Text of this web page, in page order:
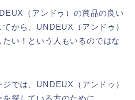
（アンドゥ）の商品の良い
から、UNDEUX（アンドゥ）
い！という人もいるのではな
では、UNDEUX（アンドゥ）
探している方のために、